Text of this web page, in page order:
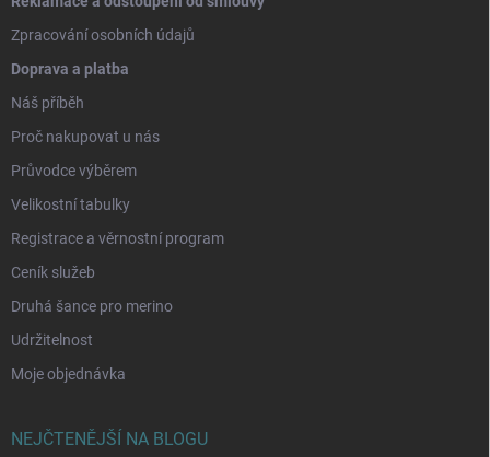
Zpracování osobních údajů
Doprava a platba
Náš příběh
Proč nakupovat u nás
Průvodce výběrem
Velikostní tabulky
Registrace a věrnostní program
Ceník služeb
Druhá šance pro merino
Udržitelnost
Moje objednávka
NEJČTENĚJŠÍ NA BLOGU